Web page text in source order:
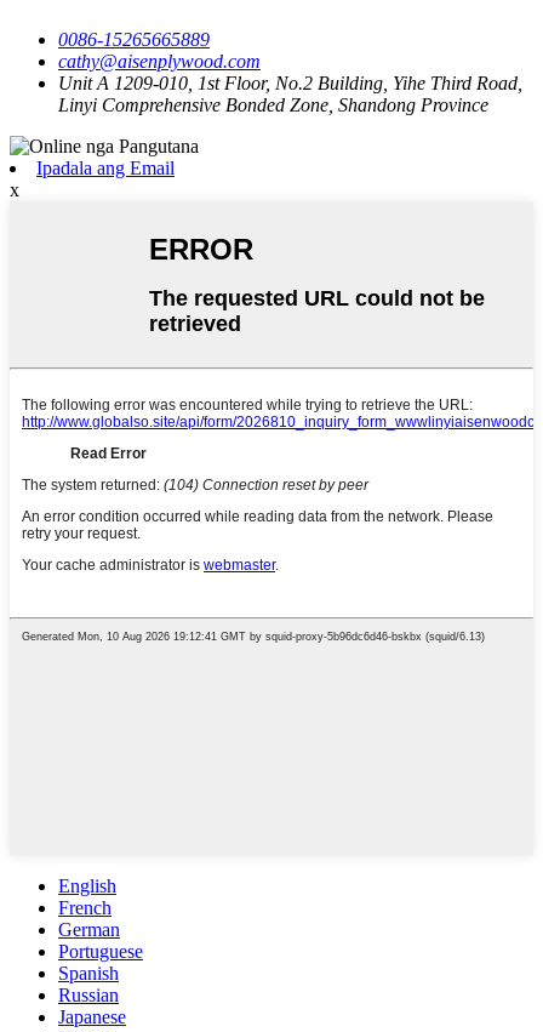
0086-15265665889
cathy@aisenplywood.com
Unit A 1209-010, 1st Floor, No.2 Building, Yihe Third Road,
Linyi Comprehensive Bonded Zone, Shandong Province
Ipadala ang Email
x
English
French
German
Portuguese
Spanish
Russian
Japanese